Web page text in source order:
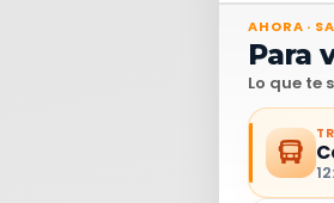
AHORA ·
Para
Lo que te